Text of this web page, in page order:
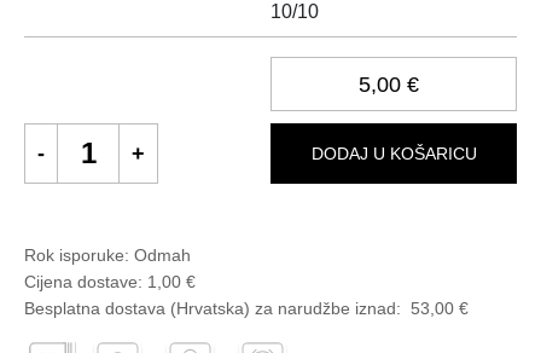
10/10
5,00 €
DODAJ U KOŠARICU
Rok isporuke: Odmah
Cijena dostave: 1,00 €
Besplatna dostava (Hrvatska) za narudžbe iznad: 53,00 €